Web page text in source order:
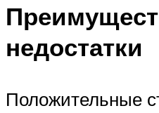
недостатки
Положительные